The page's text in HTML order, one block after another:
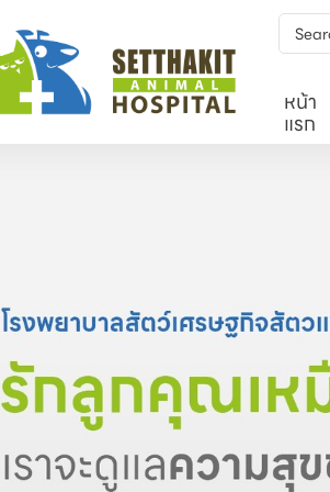
หน้า
แรก